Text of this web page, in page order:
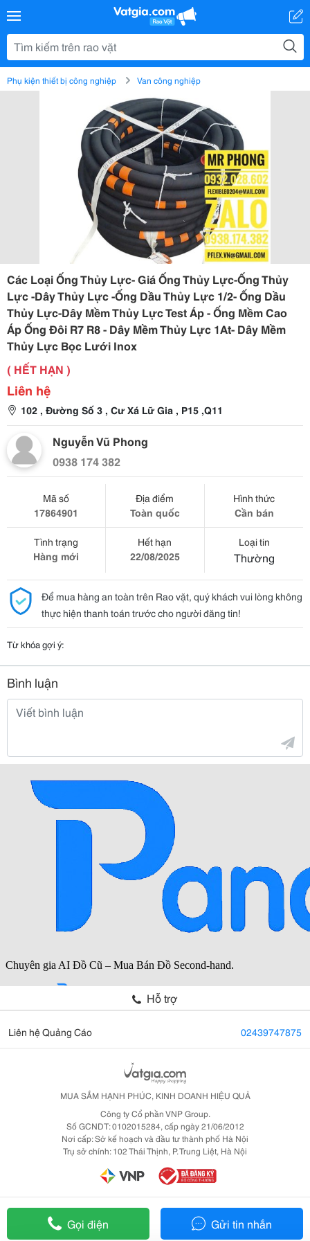
Phụ kiện thiết bị công nghiệp Van công nghiệp
Các Loại Ống Thủy Lực- Giá Ống Thủy Lực-Ống Thủy
Lực -Dây Thủy Lực -Ống Dầu Thủy Lực 1/2- Ống Dầu
Thủy Lực-Dây Mềm Thủy Lực Test Áp - Ống Mềm Cao
Áp Ống Đôi R7 R8 - Dây Mềm Thủy Lực 1At- Dây Mềm
Thủy Lực Bọc Lưới Inox
( HẾT HẠN )
Liên hệ
102 , Đường Số 3 , Cư Xá Lữ Gia , P15 ,Q11
Nguyễn Vũ Phong
0938 174 382
Mã số
17864901
Địa điểm
Toàn quốc
Hình thức
Cần bán
Tình trạng
Hàng mới
Hết hạn
22/08/2025
Loại tin
Thường
Để mua hàng an toàn trên Rao vặt, quý khách vui lòng không
thực hiện thanh toán trước cho người đăng tin!
Từ khóa gợi ý:
Bình luận
Gọi điện Gửi tin nhắn
Hỗ trợ
Liên hệ Quảng Cáo 02439747875
MUA SẮM HẠNH PHÚC, KINH DOANH HIỆU QUẢ
Công ty Cổ phần VNP Group.
Số GCNDT: 0102015284, cấp ngày 21/06/2012
Nơi cấp: Sở kế hoạch và đầu tư thành phố Hà Nội
Trụ sở chính: 102 Thái Thịnh, P. Trung Liệt, Hà Nội